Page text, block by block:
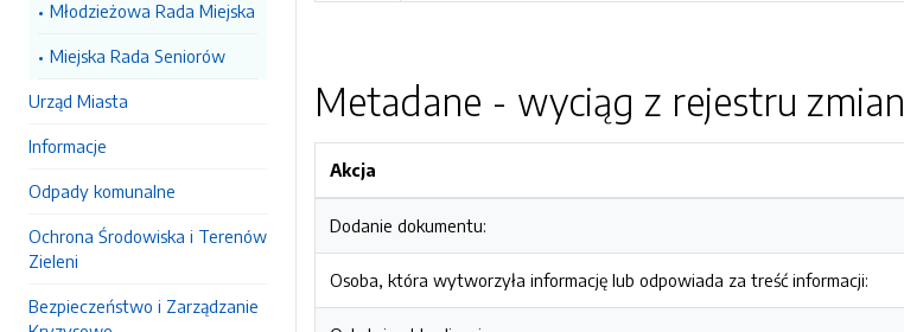
Młodzieżowa Rada Miejska
Miejska Rada Seniorów
Urząd Miasta
Informacje
Odpady komunalne
Ochrona Środowiska i Terenów
Zieleni
Bezpieczeństwo i Zarządzanie
Metadane - wyciąg z rejestru zmian
Akcja
Dodanie dokumentu:
Osoba, która wytworzyła informację lub odpowiada za treść informacji: